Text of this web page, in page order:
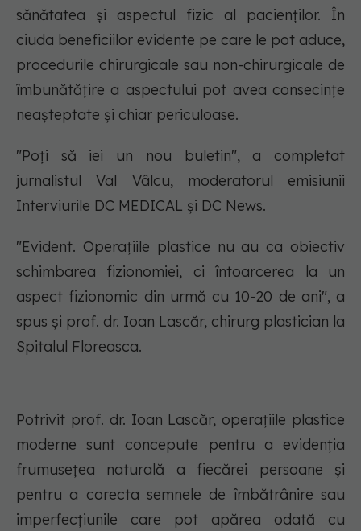
sănătatea și aspectul fizic al pacienților. În
ciuda beneficiilor evidente pe care le pot aduce,
procedurile chirurgicale sau non-chirurgicale de
îmbunătățire a aspectului pot avea consecințe
neașteptate și chiar periculoase.
"Poți să iei un nou buletin", a completat
jurnalistul Val Vâlcu, moderatorul emisiunii
Interviurile DC MEDICAL și DC News.
"Evident. Operațiile plastice nu au ca obiectiv
schimbarea fizionomiei, ci întoarcerea la un
aspect fizionomic din urmă cu 10-20 de ani", a
spus și prof. dr. Ioan Lascăr, chirurg plastician la
Spitalul Floreasca.
Potrivit prof. dr. Ioan Lascăr, operațiile plastice
moderne sunt concepute pentru a evidenția
frumusețea naturală a fiecărei persoane și
pentru a corecta semnele de îmbătrânire sau
imperfecțiunile care pot apărea odată cu